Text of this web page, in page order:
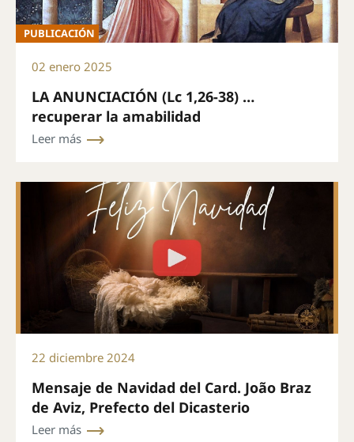
PUBLICACIÓN
02 enero 2025
LA ANUNCIACIÓN (Lc 1,26-38) …
recuperar la amabilidad
Leer más
22 diciembre 2024
Mensaje de Navidad del Card. João Braz
de Aviz, Prefecto del Dicasterio
Leer más